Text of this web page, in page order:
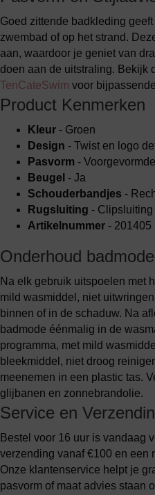
Goed zittende badkleding
zwembad of op het strand.
aan, waardoor je geniet van
doen aan de uitstraling. Bekijk
TenCateSwim voor
Product Kenmerken
Kleur - Groen
Design - Twist en logo
Pasvorm -
Beugel - Ja
Schouderbandjes -
Rugsluiting - Clipsluiting
Artikelnummer - 201405
Onderhoud badmode
Na elk gebruik uitspoelen met
mild wasmiddel, niet
binnen of in de schaduw. Na
badmode éénmalig in de
programma, met mild
bleekmiddel, niet droog
meenemen in een plastic tas.
glijbanen en zonnebrandolie.
Service en
Bestel voor 16 uur is vandaag
verzending vanaf €100 en een
Onze klantenservice helpt je
pasvorm of maat advies staan